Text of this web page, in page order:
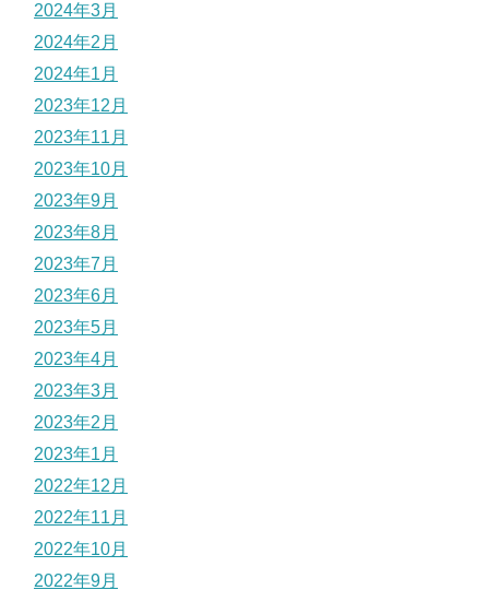
2024年3月
2024年2月
2024年1月
2023年12月
2023年11月
2023年10月
2023年9月
2023年8月
2023年7月
2023年6月
2023年5月
2023年4月
2023年3月
2023年2月
2023年1月
2022年12月
2022年11月
2022年10月
2022年9月